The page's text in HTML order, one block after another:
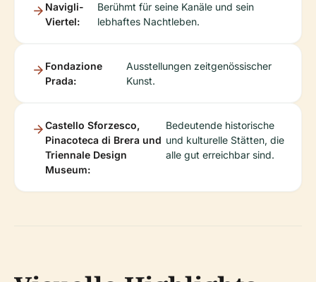
Navigli-
Viertel:
Berühmt für seine Kanäle und sein
lebhaftes Nachtleben.
Fondazione
Prada:
Ausstellungen zeitgenössischer
Kunst.
Castello Sforzesco,
Pinacoteca di Brera und
Triennale Design
Museum:
Bedeutende historische
und kulturelle Stätten, die
alle gut erreichbar sind.